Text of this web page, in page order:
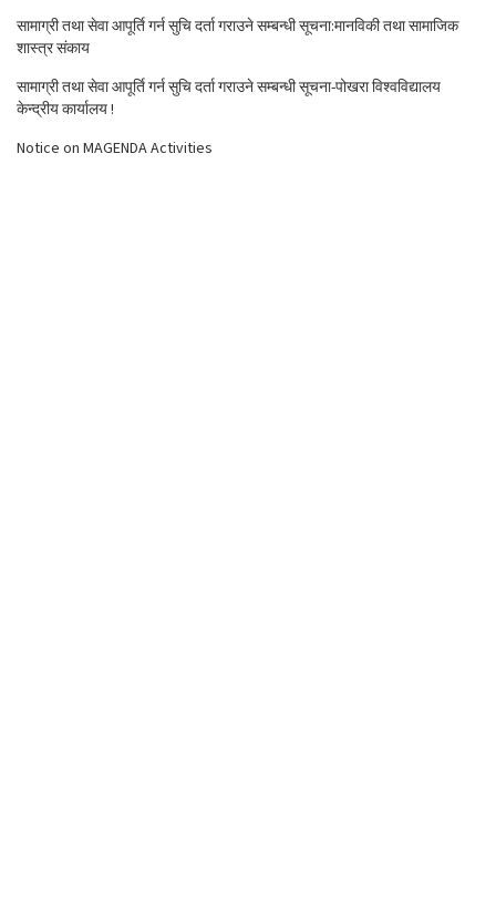
सामाग्री तथा सेवा आपूर्ति गर्न सुचि दर्ता गराउने सम्बन्धी सूचना:मानविकी तथा सामाजिक
शास्त्र संकाय
सामाग्री तथा सेवा आपूर्ति गर्न सुचि दर्ता गराउने सम्बन्धी सूचना-पोखरा विश्वविद्यालय
केन्द्रीय कार्यालय !
Notice on MAGENDA Activities